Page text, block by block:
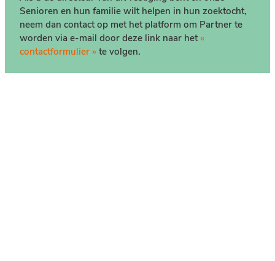
Senioren en hun familie wilt helpen in hun zoektocht,
neem dan contact op met het platform om Partner te
worden via e-mail door deze link naar het «
contactformulier » te volgen.